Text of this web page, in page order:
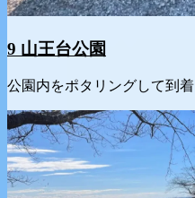
9 山王台公園
公園内をポタリングして到着